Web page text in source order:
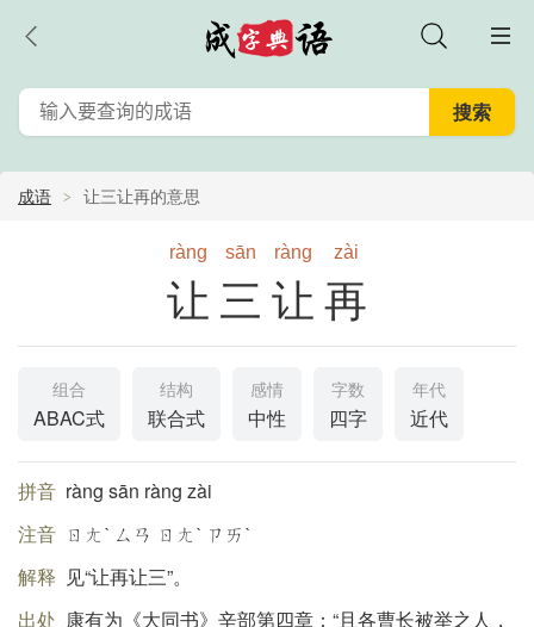
成语 让三让再的意思
ràng sān ràng zài
让三让再
组合
ABAC式
结构
联合式
感情
中性
字数
四字
年代
近代
拼音 ràng sān ràng zài
注音 ㄖㄤˋ ㄙㄢ ㄖㄤˋ ㄗㄞˋ
解释 见“让再让三”。
出处 康有为《大同书》辛部第四章：“且各曹长被举之人，